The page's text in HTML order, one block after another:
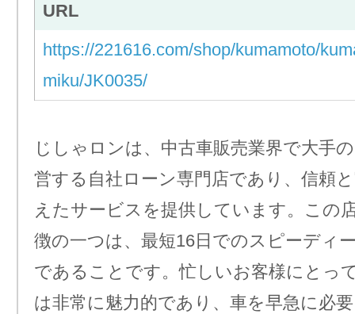
URL
https://221616.com/shop/kumamoto/
miku/JK0035/
じしゃロンは、中古車販売業界で大手
営する自社ローン専門店であり、信頼
えたサービスを提供しています。この
徴の一つは、最短16日でのスピーディ
であることです。忙しいお客様にとっ
は非常に魅力的であり、車を早急に必